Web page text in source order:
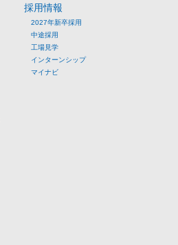
採用情報
2027年新卒採用
中途採用
工場見学
インターンシップ
マイナビ